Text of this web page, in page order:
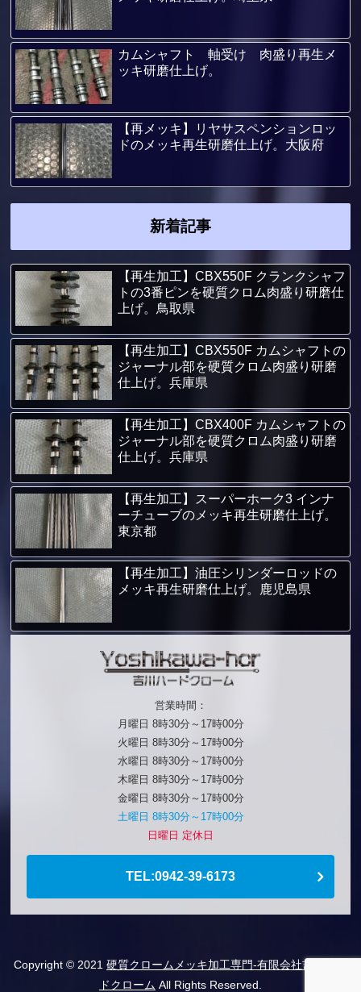
カムシャフト 軸受け 肉盛り再生メ
ッキ研磨仕上げ。
【再メッキ】リヤサスペンションロッ
ドのメッキ再生研磨仕上げ。大阪府
新着記事
【再生加工】CBX550F クランクシャフ
トの3番ピンを硬質クロム肉盛り研磨仕
上げ。鳥取県
【再生加工】CBX550F カムシャフトの
ジャーナル部を硬質クロム肉盛り研磨
仕上げ。兵庫県
【再生加工】CBX400F カムシャフトの
ジャーナル部を硬質クロム肉盛り研磨
仕上げ。兵庫県
【再生加工】スーパーホーク3 インナ
ーチューブのメッキ再生研磨仕上げ。
東京都
【再生加工】油圧シリンダーロッドの
メッキ再生研磨仕上げ。鹿児島県
営業時間：
月曜日 8時30分～17時00分
火曜日 8時30分～17時00分
水曜日 8時30分～17時00分
木曜日 8時30分～17時00分
金曜日 8時30分～17時00分
土曜日 8時30分～17時00分
日曜日 定休日
TEL:0942-39-6173
Copyright © 2021 硬質クロームメッキ加工専門-有限会社吉川ハー
ドクローム All Rights Reserved.